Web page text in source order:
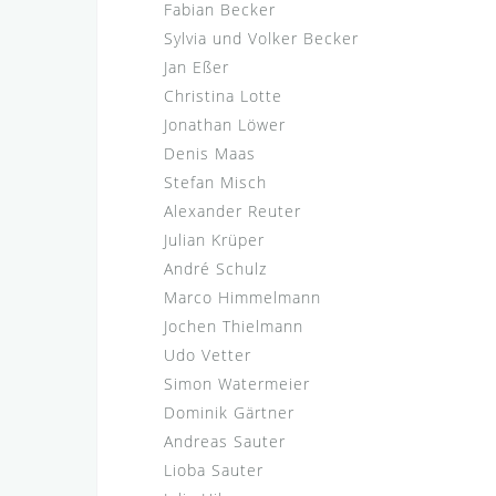
Fabian Becker
Sylvia und Volker Becker
Jan Eßer
Christina Lotte
Jonathan Löwer
Denis Maas
Stefan Misch
Alexander Reuter
Julian Krüper
André Schulz
Marco Himmelmann
Jochen Thielmann
Udo Vetter
Simon Watermeier
Dominik Gärtner
Andreas Sauter
Lioba Sauter